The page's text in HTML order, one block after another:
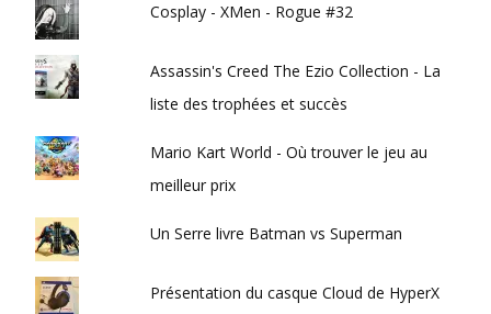
Cosplay - XMen - Rogue #32
Assassin's Creed The Ezio Collection - La
liste des trophées et succès
Mario Kart World - Où trouver le jeu au
meilleur prix
Un Serre livre Batman vs Superman
Présentation du casque Cloud de HyperX